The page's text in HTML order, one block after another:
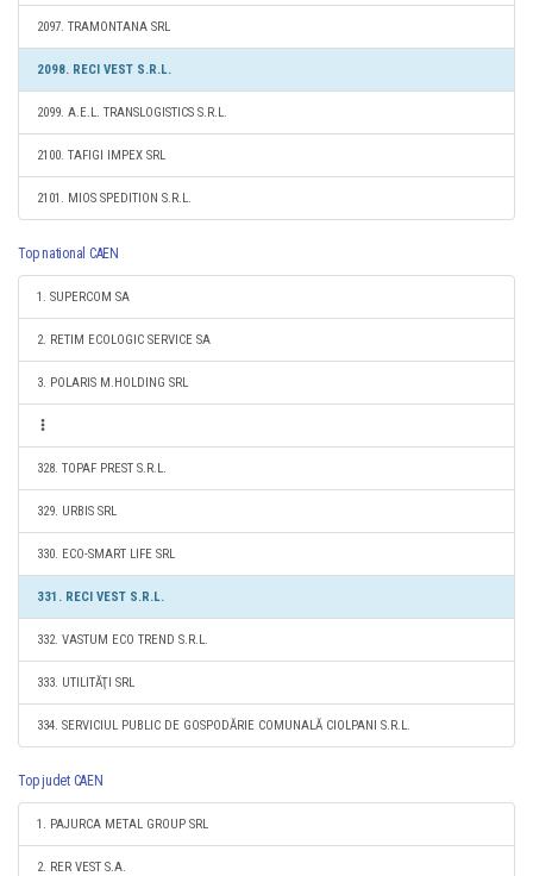
2097. TRAMONTANA SRL
2098. RECI VEST S.R.L.
2099. A.E.L. TRANSLOGISTICS S.R.L.
2100. TAFIGI IMPEX SRL
2101. MIOS SPEDITION S.R.L.
Top national CAEN
1. SUPERCOM SA
2. RETIM ECOLOGIC SERVICE SA
3. POLARIS M.HOLDING SRL
328. TOPAF PREST S.R.L.
329. URBIS SRL
330. ECO-SMART LIFE SRL
331. RECI VEST S.R.L.
332. VASTUM ECO TREND S.R.L.
333. UTILITĂŢI SRL
334. SERVICIUL PUBLIC DE GOSPODĂRIE COMUNALĂ CIOLPANI S.R.L.
Top judet CAEN
1. PAJURCA METAL GROUP SRL
2. RER VEST S.A.